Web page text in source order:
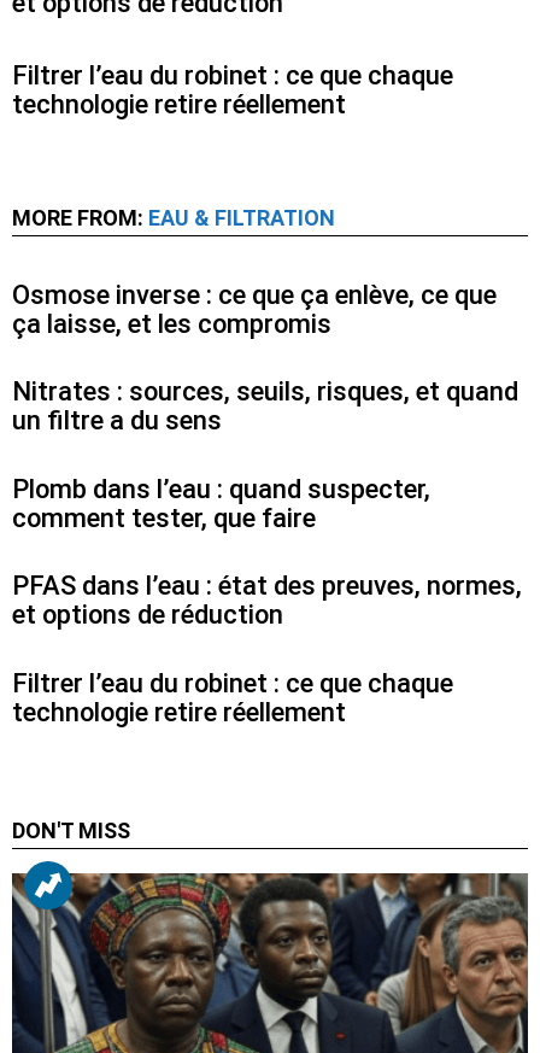
Filtrer l’eau du robinet : ce que chaque
technologie retire réellement
MORE FROM: EAU & FILTRATION
Osmose inverse : ce que ça enlève, ce que
ça laisse, et les compromis
Nitrates : sources, seuils, risques, et quand
un filtre a du sens
Plomb dans l’eau : quand suspecter,
comment tester, que faire
PFAS dans l’eau : état des preuves, normes,
et options de réduction
Filtrer l’eau du robinet : ce que chaque
technologie retire réellement
DON'T MISS